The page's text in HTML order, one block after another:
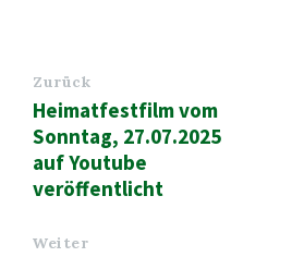
Zurück
Heimatfestfilm vom
Sonntag, 27.07.2025
auf Youtube
veröffentlicht
Weiter